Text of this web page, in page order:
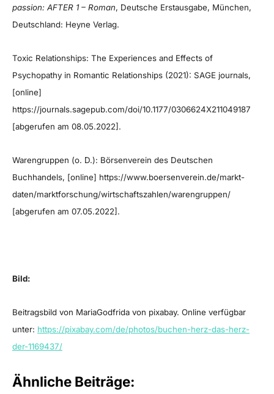
passion: AFTER 1 – Roman, Deutsche Erstausgabe, München,
Deutschland: Heyne Verlag.
Toxic Relationships: The Experiences and Effects of
Psychopathy in Romantic Relationships (2021): SAGE journals,
[online]
https://journals.sagepub.com/doi/10.1177/0306624X211049187
[abgerufen am 08.05.2022].
Warengruppen (o. D.): Börsenverein des Deutschen
Buchhandels, [online] https://www.boersenverein.de/markt-
daten/marktforschung/wirtschaftszahlen/warengruppen/
[abgerufen am 07.05.2022].
Bild:
Beitragsbild von MariaGodfrida von pixabay. Online verfügbar
unter: https://pixabay.com/de/photos/buchen-herz-das-herz-
der-1169437/
Ähnliche Beiträge: